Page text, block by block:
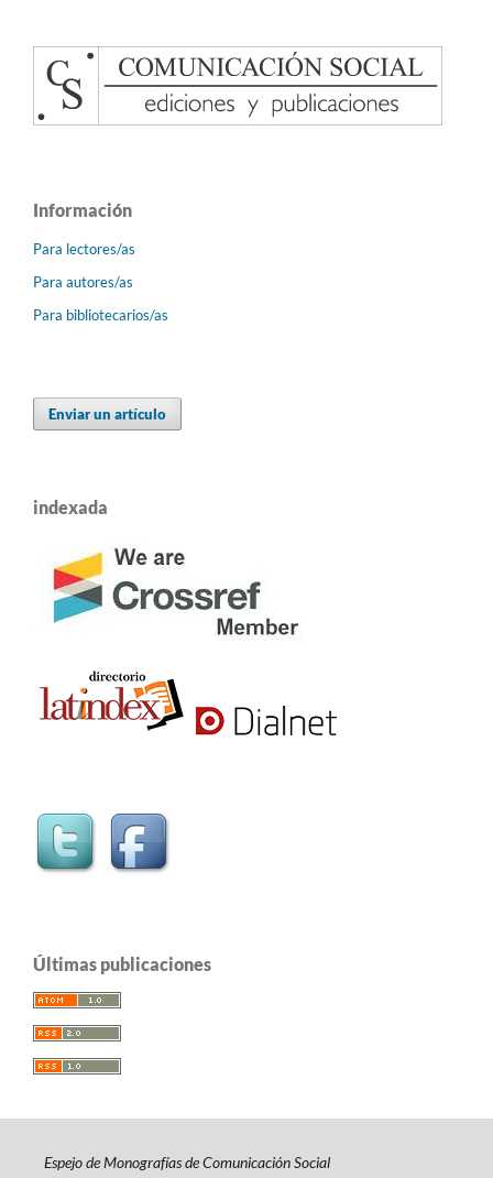
Información
Para lectores/as
Para autores/as
Para bibliotecarios/as
Enviar un artículo
indexada
Últimas publicaciones
Espejo de Monografías de Comunicación Social